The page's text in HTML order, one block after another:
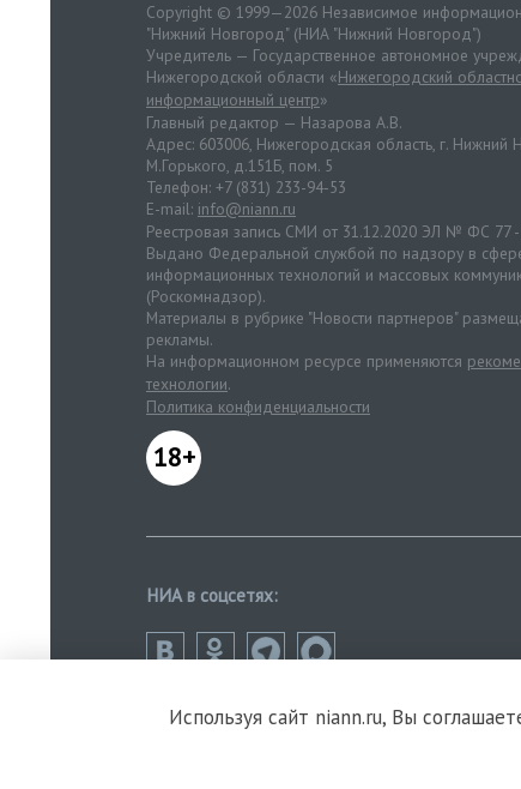
Copyright © 1999—2026 Независимое
"Нижний Новгород" (НИА "Нижний Новгород")
Учредитель — Государственное автономное
Нижегородской области «Нижегородский
информационный центр»
Главный редактор — Назарова А.В.
Адрес: 603006, Нижегородская область, г. Нижний
М.Горького, д.151Б, пом. 5
Телефон: +7 (831) 233-94-53
E-mail: info@niann.ru
Реестровая запись СМИ от 31.12.2020 ЭЛ № ФС 77 -
Выдано Федеральной службой по надзору в
информационных технологий и массовых
(Роскомнадзор).
Материалы в рубрике "Новости партнеров"
рекламы.
На информационном ресурсе применяются
технологии.
Политика конфиденциальности
18+
НИА в соцсетях:
Используя сайт niann.ru, Вы